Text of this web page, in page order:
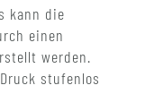
kann die
einen
werden.
stufenlos